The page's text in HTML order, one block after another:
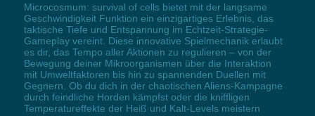
Microcosmum: survival of cells bietet mit der langsame
Geschwindigkeit Funktion ein einzigartiges Erlebnis, das
taktische Tiefe und Entspannung im Echtzeit-Strategie-
Gameplay vereint. Diese innovative Spielmechanik erlaubt
es dir, das Tempo aller Aktionen zu regulieren – von der
Bewegung deiner Mikroorganismen über die Interaktion
mit Umweltfaktoren bis hin zu spannenden Duellen mit
Gegnern. Ob du dich in der chaotischen Aliens-Kampagne
durch feindliche Horden kämpfst oder die kniffligen
Temperatureffekte der Heiß und Kalt-Levels meistern